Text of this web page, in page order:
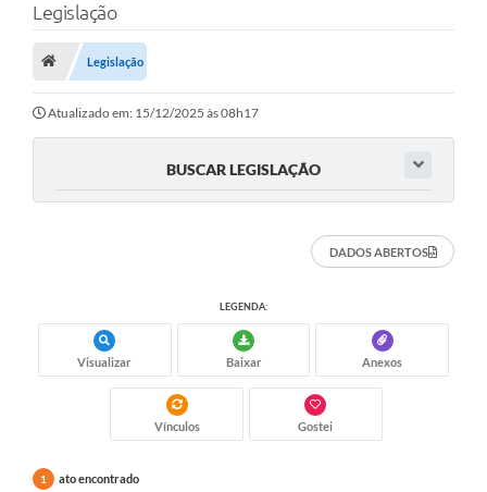
Legislação
Legislação
Atualizado em: 15/12/2025 às 08h17
BUSCAR LEGISLAÇÃO
DADOS ABERTOS
LEGENDA:
Visualizar Baixar Anexos
Vínculos Gostei
1 ato encontrado